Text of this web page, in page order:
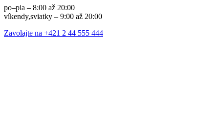
po–pia – 8:00 až 20:00
víkendy,sviatky – 9:00 až 20:00
Zavolajte na +421 2 44 555 444